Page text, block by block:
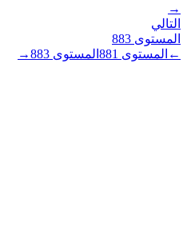
→
التالي
المستوى 883
← المستوى 881 المستوى 883
→